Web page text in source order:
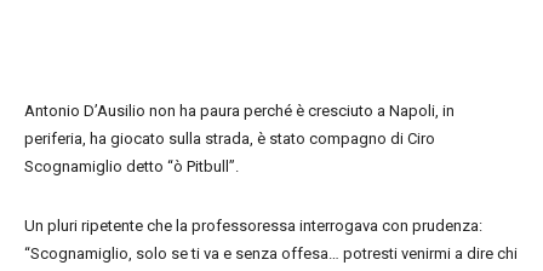
Antonio D’Ausilio non ha paura perché è cresciuto a Napoli, in
periferia, ha giocato sulla strada, è stato compagno di Ciro
Scognamiglio detto “ò Pitbull”.
Un pluri ripetente che la professoressa interrogava con prudenza:
“Scognamiglio, solo se ti va e senza offesa… potresti venirmi a dire chi